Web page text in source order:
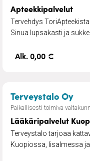
Apteekkipalvelut
Tervehdys
Sinua lupsakasti ja
Alk. 0,00 €
Terveystalo Oy–
Paikallisesti toimiva
Lääkäripalvelut
Terveystalo tarjoaa
Kuopiossa, Iisalmessa